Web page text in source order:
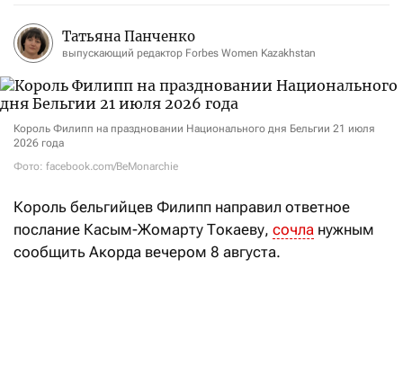
Татьяна Панченко
выпускающий редактор Forbes Women Kazakhstan
Король Филипп на праздновании Национального дня Бельгии 21 июля
2026 года
Фото: facebook.com/BeMonarchie
Король бельгийцев Филипп направил ответное
послание Касым-Жомарту Токаеву, сочла нужным
сообщить Акорда вечером 8 августа.